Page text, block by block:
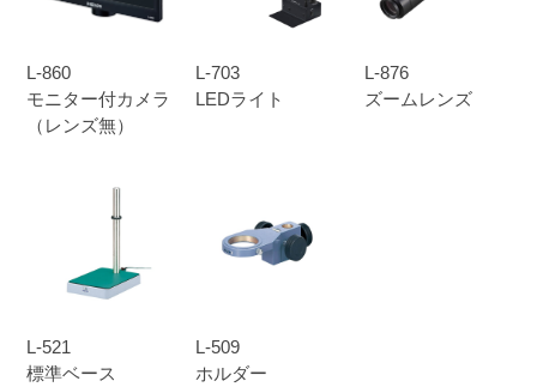
L-860
モニター付カメラ
（レンズ無）
L-703
LEDライト
L-876
ズームレンズ
L-521
標準ベース
L-509
ホルダー